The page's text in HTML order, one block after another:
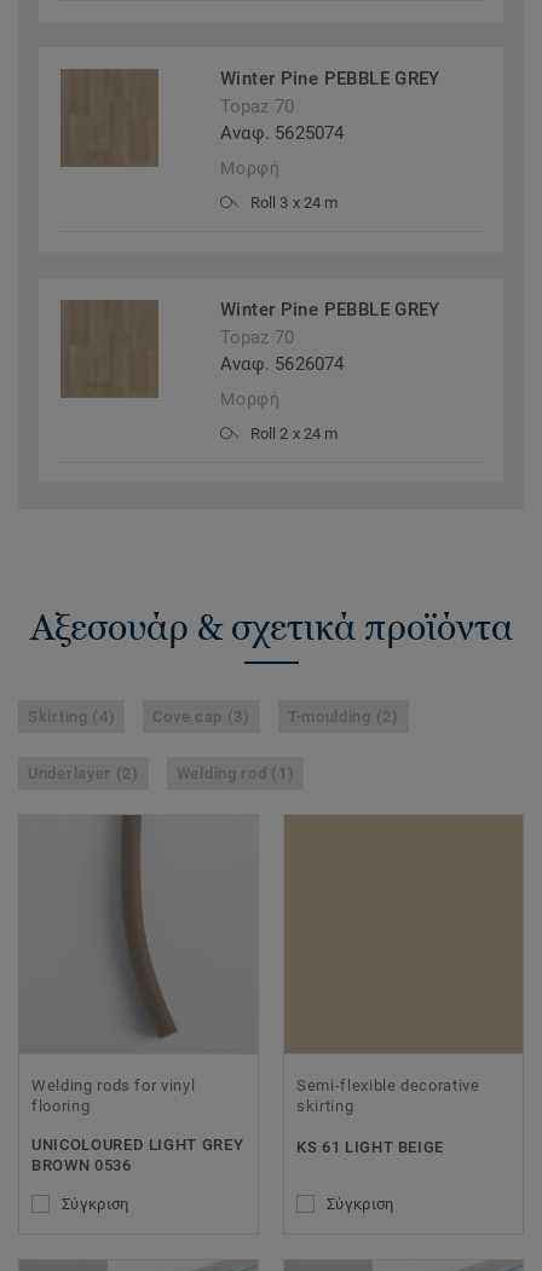
Winter Pine PEBBLE GREY
Topaz 70
Αναφ. 5625074
Μορφή
Roll 3 x 24 m
Winter Pine PEBBLE GREY
Topaz 70
Αναφ. 5626074
Μορφή
Roll 2 x 24 m
Αξεσουάρ & σχετικά προϊόντα
Skirting (4) Cove cap (3) T-moulding (2)
Underlayer (2) Welding rod (1)
Welding rods for vinyl
flooring
UNICOLOURED LIGHT GREY
BROWN 0536
Σύγκριση
Semi-flexible decorative
skirting
KS 61 LIGHT BEIGE
Σύγκριση